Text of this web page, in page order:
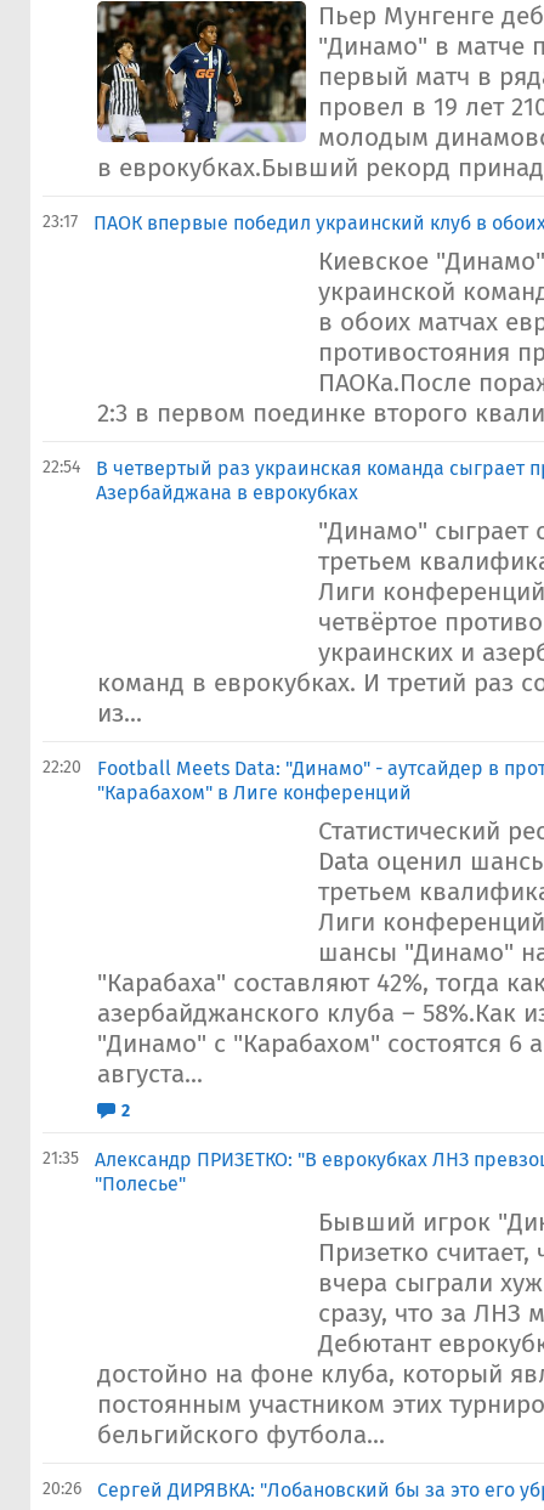
Пьер Мунгенге
"Динамо" в матче
первый матч в
провел в 19 лет
молодым
в еврокубках.Бывший рекорд
23:17 ПАОК впервые победил украинский клуб в
Киевское
украинской
в обоих матчах
противостояния
ПАОКа.После
2:3 в первом поединке второго
22:54
В четвертый раз украинская команда сыграет
Азербайджана в еврокубках
"Динамо" сыграет
третьем
Лиги
четвёртое
украинских и
команд в еврокубках. И третий раз
из...
22:20
Football Meets Data: "Динамо" - аутсайдер в
"Карабахом" в Лиге конференций
Статистический
Data оценил
третьем
Лиги
шансы "Динамо"
"Карабаха" составляют 42%, тогда
азербайджанского клуба – 58%.Как
"Динамо" с "Карабахом" состоятся 6
августа...
2
21:35
Александр ПРИЗЕТКО: "В еврокубках ЛНЗ
"Полесье"
Бывший игрок
Призетко считает,
вчера сыграли
сразу, что за ЛНЗ
Дебютант
достойно на фоне клуба, который
постоянным участником этих
бельгийского футбола...
20:26 Сергей ДИРЯВКА: "Лобановский бы за это его